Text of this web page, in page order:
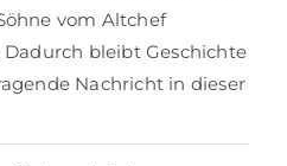
vom Altchef
bleibt Geschichte
Nachricht in dieser